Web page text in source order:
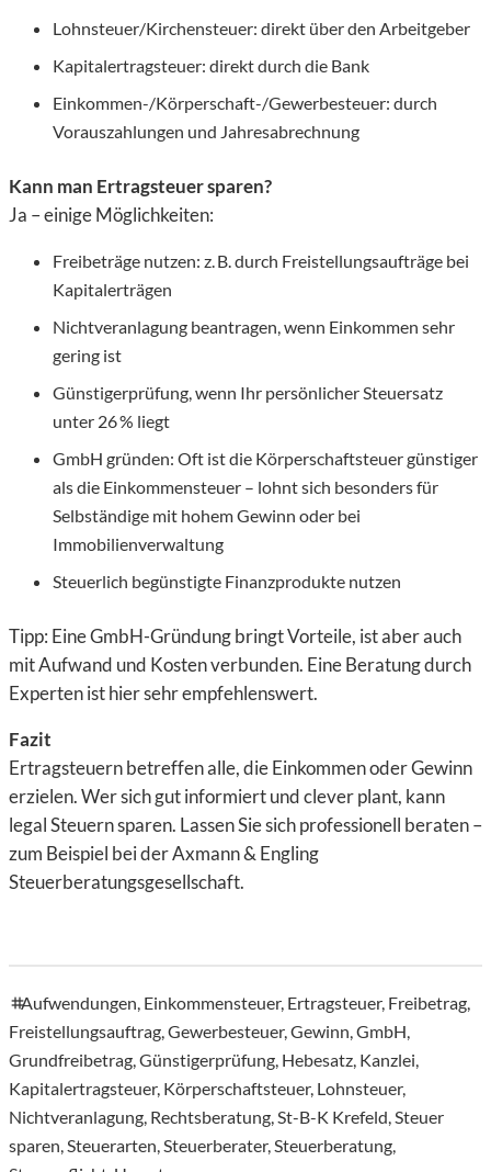
Lohnsteuer/Kirchensteuer: direkt über den Arbeitgeber
Kapitalertragsteuer: direkt durch die Bank
Einkommen-/Körperschaft-/Gewerbesteuer: durch
Vorauszahlungen und Jahresabrechnung
Kann man Ertragsteuer sparen?
Ja – einige Möglichkeiten:
Freibeträge nutzen: z. B. durch Freistellungsaufträge bei
Kapitalerträgen
Nichtveranlagung beantragen, wenn Einkommen sehr
gering ist
Günstigerprüfung, wenn Ihr persönlicher Steuersatz
unter 26 % liegt
GmbH gründen: Oft ist die Körperschaftsteuer günstiger
als die Einkommensteuer – lohnt sich besonders für
Selbständige mit hohem Gewinn oder bei
Immobilienverwaltung
Steuerlich begünstigte Finanzprodukte nutzen
Tipp: EineGmbH-Gründung bringt Vorteile, ist aber auch
mit Aufwand und Kosten verbunden. Eine Beratung durch
Experten ist hier sehr empfehlenswert.
Fazit
Ertragsteuern betreffen alle, die Einkommen oder Gewinn
erzielen. Wer sich gut informiert und clever plant, kann
legal Steuern sparen. Lassen Sie sich professionell beraten –
zum Beispiel bei der Axmann & Engling
Steuerberatungsgesellschaft.
tags
Aufwendungen, Einkommensteuer, Ertragsteuer, Freibetrag,
Freistellungsauftrag,Gewerbesteuer,Gewinn,GmbH,
Grundfreibetrag,Günstigerprüfung, Hebesatz, Kanzlei,
Kapitalertragsteuer, Körperschaftsteuer, Lohnsteuer,
Nichtveranlagung, Rechtsberatung,St-B-K Krefeld,Steuer
sparen,Steuerarten,Steuerberater,Steuerberatung,